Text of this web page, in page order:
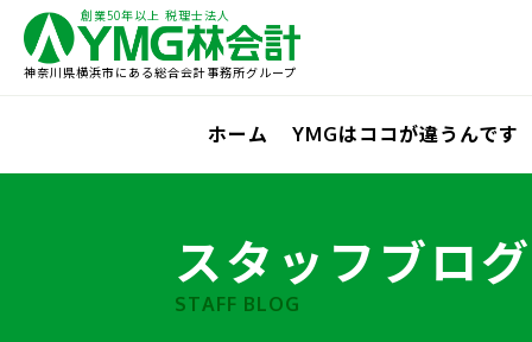
創業50年以上 税理士法人
神奈川県横浜市にある総合会計事務所グループ
ホーム YMGはココが違うんです
スタッフブログ
STAFF BLOG